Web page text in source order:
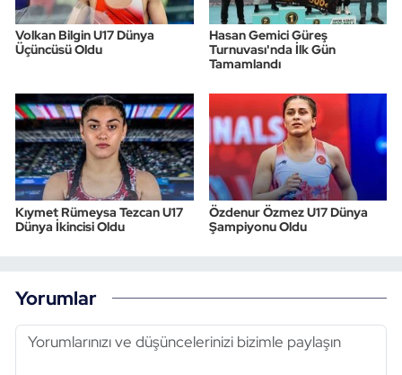
Volkan Bilgin U17 Dünya
Üçüncüsü Oldu
Hasan Gemici Güreş
Turnuvası'nda İlk Gün
Tamamlandı
Kıymet Rümeysa Tezcan U17
Dünya İkincisi Oldu
Özdenur Özmez U17 Dünya
Şampiyonu Oldu
Yorumlar